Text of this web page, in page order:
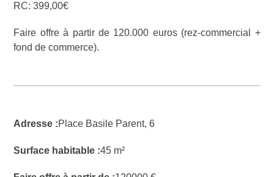
RC: 399,00€
Faire offre à partir de 120.000 euros (rez-commercial +
fond de commerce).
Adresse :Place Basile Parent, 6
Surface habitable :45 m²